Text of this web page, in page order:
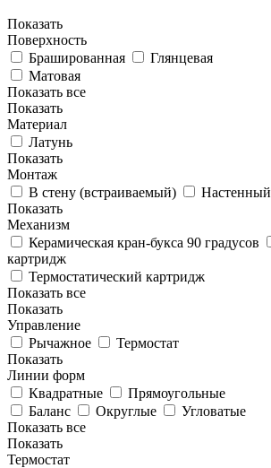
Показать
Поверхность
Брашированная
Глянцевая
Матовая
Показать все
Показать
Материал
Латунь
Показать
Монтаж
В стену (встраиваемый)
Настенный
Показать
Механизм
Керамическая кран-букса 90 градусов
картридж
Термостатический картридж
Показать все
Показать
Управление
Рычажное
Термостат
Показать
Линии форм
Квадратные
Прямоугольные
Баланс
Округлые
Угловатые
Показать все
Показать
Термостат